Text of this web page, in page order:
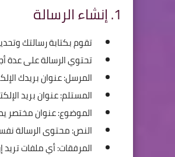
1. إنشاء الرسالة
تقوم بكتابة رسالتك
تحتوي الرسالة على عدة
المرسل: عنوان بريدك
المستلم: عنوان بريد
الموضوع: عنوان مختصر
النص: محتوى الرسالة
المرفقات: أي ملفات تريد